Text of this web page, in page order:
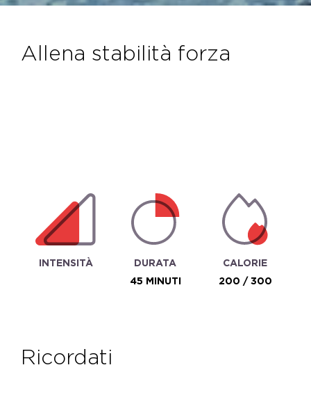
allena stabilità forza
INTENSITÀ
DURATA
45 MINUTI
CALORIE
200 / 300
ricordati